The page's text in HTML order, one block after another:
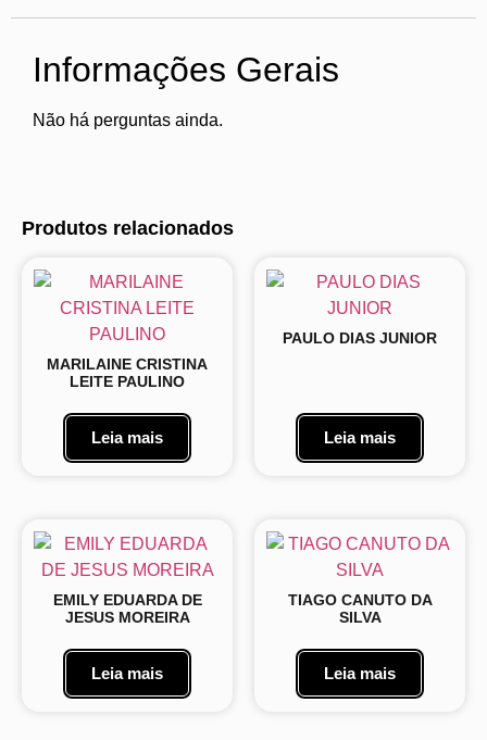
Informações Gerais
Não há perguntas ainda.
Produtos relacionados
MARILAINE CRISTINA
LEITE PAULINO
Leia mais
PAULO DIAS JUNIOR
Leia mais
EMILY EDUARDA DE
JESUS MOREIRA
Leia mais
TIAGO CANUTO DA
SILVA
Leia mais